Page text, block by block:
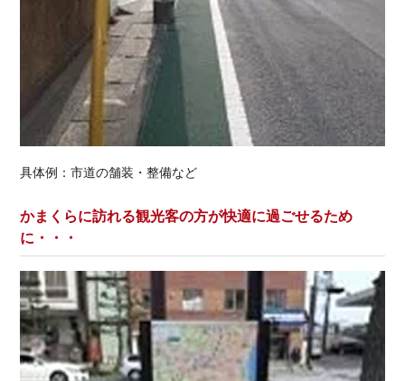
具体例：市道の舗装・整備など
かまくらに訪れる観光客の方が快適に過ごせるため
に・・・